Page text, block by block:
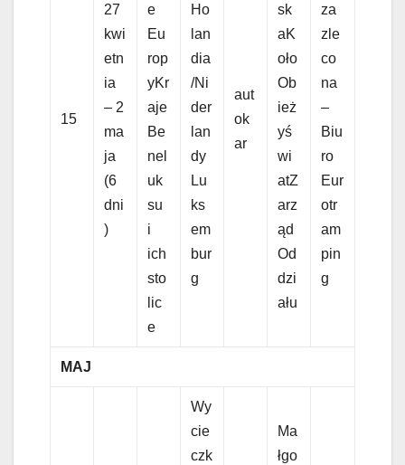
15
27
kwi
etn
ia
– 2
ma
ja
(6
dni
)
e
Eu
rop
yKr
aje
Be
nel
uk
su
i
ich
sto
lic
e
Ho
lan
dia
/Ni
der
lan
dy
Lu
ks
em
bur
g
aut
ok
ar
sk
aK
oło
Ob
ież
yś
wi
atZ
arz
ąd
Od
dzi
ału
za
zle
co
na
–
Biu
ro
Eur
otr
am
pin
g
MAJ
Wy
cie
czk
Ma
łgo